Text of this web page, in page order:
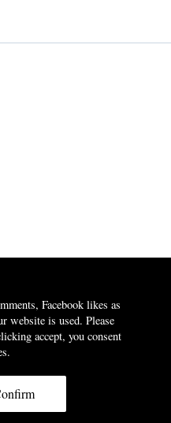
Facebook likes as
website is used. Please
accept, you consent